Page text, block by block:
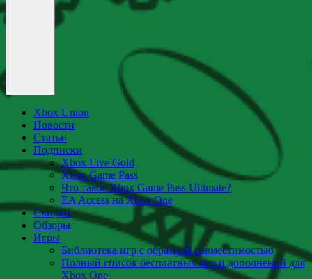
Xbox Union
Новости
Статьи
Подписки
Xbox Live Gold
Xbox Game Pass
Что такое Xbox Game Pass Ultimate?
EA Access на Xbox One
Скидки
Обзоры
Игры
Библиотека игр с обратной совместимостью
Полный список бесплатных игр и дополнений для
Xbox One